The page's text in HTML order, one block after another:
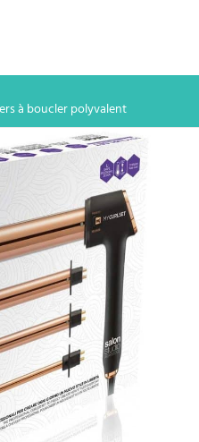
à boucler polyvalent